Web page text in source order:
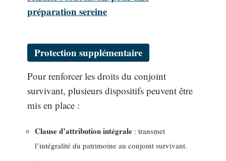
préparation sereine
Protection supplémentaire
Pour renforcer les droits du conjoint
survivant, plusieurs dispositifs peuvent être
mis en place :
Clause d’attribution intégrale : transmet
l’intégralité du patrimoine au conjoint survivant.